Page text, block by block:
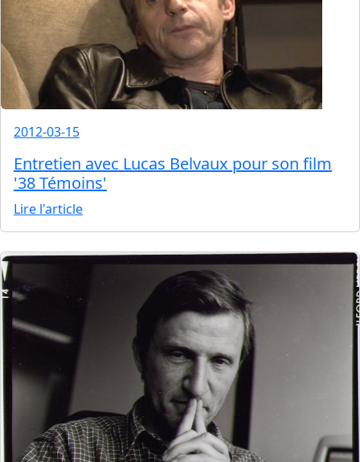
2012-03-15
Entretien avec Lucas Belvaux pour son film
'38 Témoins'
Lire l'article